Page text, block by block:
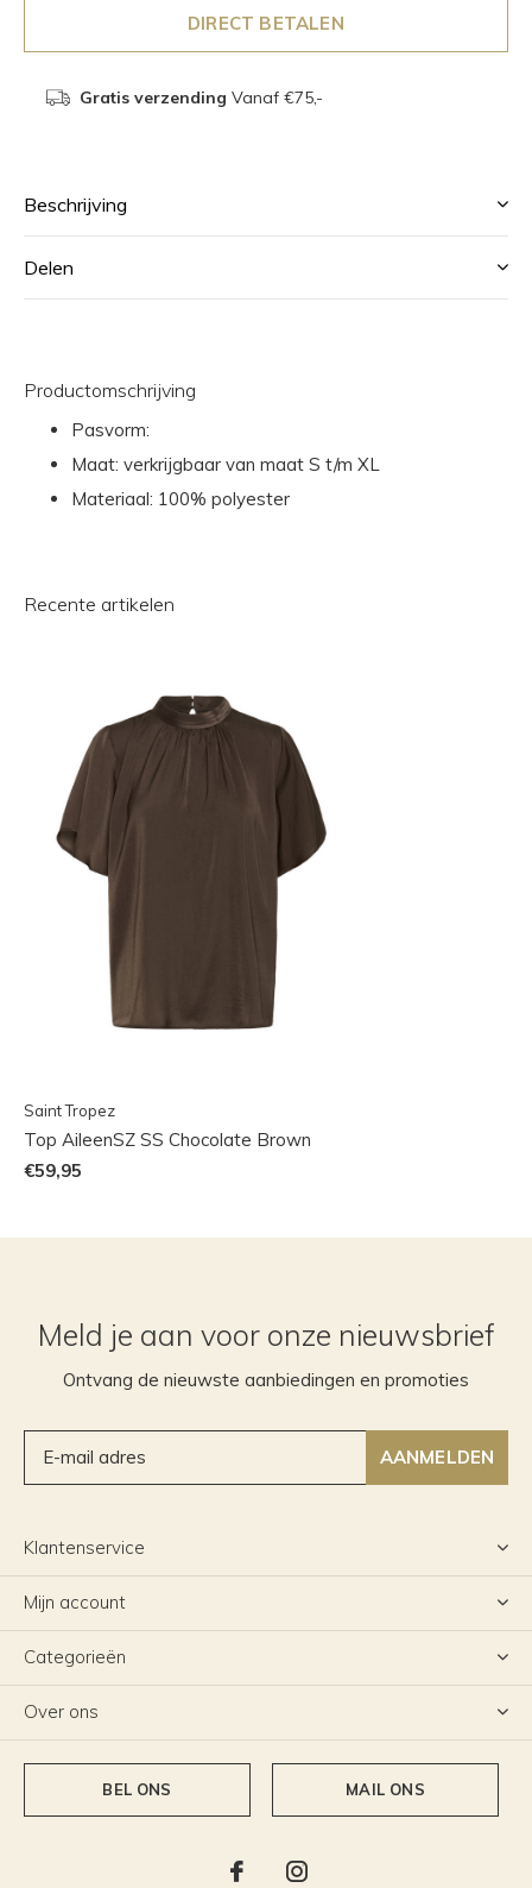
DIRECT BETALEN
Gratis verzending Vanaf €75,-
Beschrijving
Delen
Productomschrijving
Pasvorm:
Maat: verkrijgbaar van maat S t/m XL
Materiaal: 100% polyester
Recente artikelen
Saint Tropez
Top AileenSZ SS Chocolate Brown
€59,95
Meld je aan voor onze nieuwsbrief
Ontvang de nieuwste aanbiedingen en promoties
AANMELDEN
Klantenservice
Mijn account
Categorieën
Over ons
BEL ONS MAIL ONS